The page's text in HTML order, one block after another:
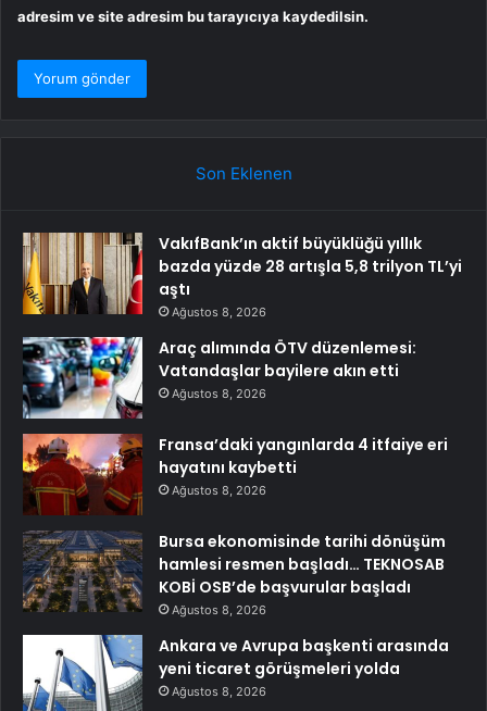
adresim ve site adresim bu tarayıcıya kaydedilsin.
Son Eklenen
VakıfBank’ın aktif büyüklüğü yıllık
bazda yüzde 28 artışla 5,8 trilyon TL’yi
aştı
Ağustos 8, 2026
Araç alımında ÖTV düzenlemesi:
Vatandaşlar bayilere akın etti
Ağustos 8, 2026
Fransa’daki yangınlarda 4 itfaiye eri
hayatını kaybetti
Ağustos 8, 2026
Bursa ekonomisinde tarihi dönüşüm
hamlesi resmen başladı… TEKNOSAB
KOBİ OSB’de başvurular başladı
Ağustos 8, 2026
Ankara ve Avrupa başkenti arasında
yeni ticaret görüşmeleri yolda
Ağustos 8, 2026